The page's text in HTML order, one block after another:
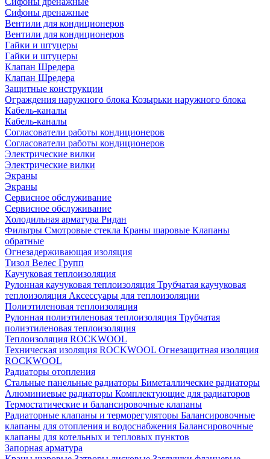
Сифоны дренажные
Вентили для кондиционеров
Вентили для кондиционеров
Гайки и штуцеры
Гайки и штуцеры
Клапан Шредера
Клапан Шредера
Защитные конструкции
Ограждения наружного блока Козырьки наружного блока
Кабель-каналы
Кабель-каналы
Согласователи работы кондиционеров
Согласователи работы кондиционеров
Электрические вилки
Электрические вилки
Экраны
Экраны
Сервисное обслуживание
Сервисное обслуживание
Холодильная арматура Ридан
Фильтры Смотровые стекла Краны шаровые Клапаны
обратные
Огнезадерживающая изоляция
Тизол Велес Групп
Каучуковая теплоизоляция
Рулонная каучуковая теплоизоляция Трубчатая каучуковая
теплоизоляция Аксессуары для теплоизоляции
Полиэтиленовая теплоизоляция
Рулонная полиэтиленовая теплоизоляция Трубчатая
полиэтиленовая теплоизоляция
Теплоизоляция ROCKWOOL
Техническая изоляция ROCKWOOL Огнезащитная изоляция
ROCKWOOL
Радиаторы отопления
Стальные панельные радиаторы Биметаллические радиаторы
Алюминиевые радиаторы Комплектующие для радиаторов
Термостатические и балансировочные клапаны
Радиаторные клапаны и терморегуляторы Балансировочные
клапаны для отопления и водоснабжения Балансировочные
клапаны для котельных и тепловых пунктов
Запорная арматура